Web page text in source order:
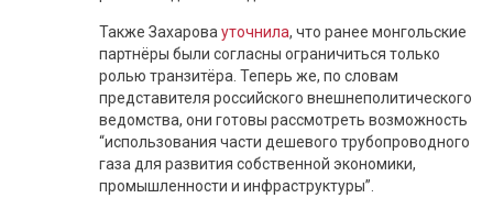
Также Захарова уточнила, что ранее монгольские
партнёры были согласны ограничиться только
ролью транзитёра. Теперь же, по словам
представителя российского внешнеполитического
ведомства, они готовы рассмотреть возможность
“использования части дешевого трубопроводного
газа для развития собственной экономики,
промышленности и инфраструктуры”.